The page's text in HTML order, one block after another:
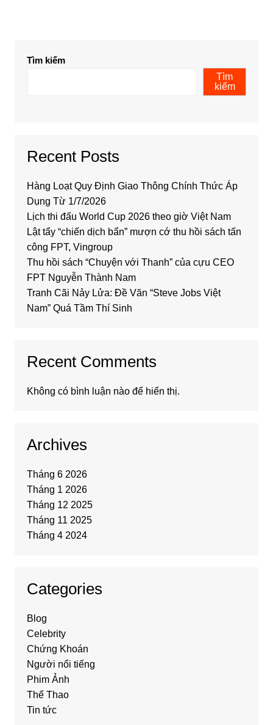
Tìm kiếm
Tìm
kiếm
Recent Posts
Hàng Loạt Quy Định Giao Thông Chính Thức Áp
Dụng Từ 1/7/2026
Lịch thi đấu World Cup 2026 theo giờ Việt Nam
Lật tẩy “chiến dịch bẩn” mượn cớ thu hồi sách tấn
công FPT, Vingroup
Thu hồi sách “Chuyện với Thanh” của cựu CEO
FPT Nguyễn Thành Nam
Tranh Cãi Nảy Lửa: Đề Văn “Steve Jobs Việt
Nam” Quá Tầm Thí Sinh
Recent Comments
Không có bình luận nào để hiển thị.
Archives
Tháng 6 2026
Tháng 1 2026
Tháng 12 2025
Tháng 11 2025
Tháng 4 2024
Categories
Blog
Celebrity
Chứng Khoán
Người nổi tiếng
Phim Ảnh
Thể Thao
Tin tức